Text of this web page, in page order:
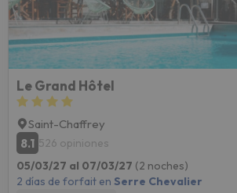
Le Grand Hôtel
Saint-Chaffrey
8.1 526 opiniones
05/03/27 al 07/03/27 (2 noches)
2 días de forfait en Serre Chevalier